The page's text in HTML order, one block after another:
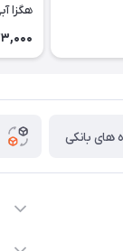
هگزا
های بانکی